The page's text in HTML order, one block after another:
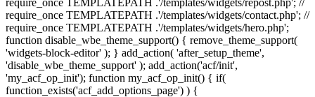
require_once TEMPLATEPATH .'/templates/widgets/repost.php'; //
require_once TEMPLATEPATH .'/templates/widgets/contact.php'; //
require_once TEMPLATEPATH .'/templates/widgets/hero.php';
function disable_wbe_theme_support() { remove_theme_support(
'widgets-block-editor' ); } add_action( 'after_setup_theme',
'disable_wbe_theme_support' ); add_action('acf/init',
'my_acf_op_init'); function my_acf_op_init() { if(
function_exists('acf_add_options_page') ) {